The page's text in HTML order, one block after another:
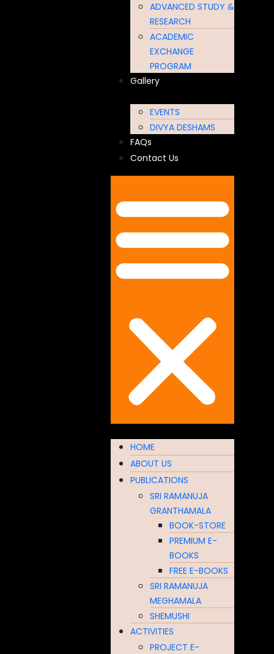
ADVANCED STUDY &
RESEARCH
ACADEMIC
EXCHANGE
PROGRAM
Gallery
EVENTS
DIVYA DESHAMS
FAQs
Contact Us
HOME
ABOUT US
PUBLICATIONS
SRI RAMANUJA
GRANTHAMALA
BOOK-STORE
PREMIUM E-
BOOKS
FREE E-BOOKS
SRI RAMANUJA
MEGHAMALA
SHEMUSHI
ACTIVITIES
PROJECT E-